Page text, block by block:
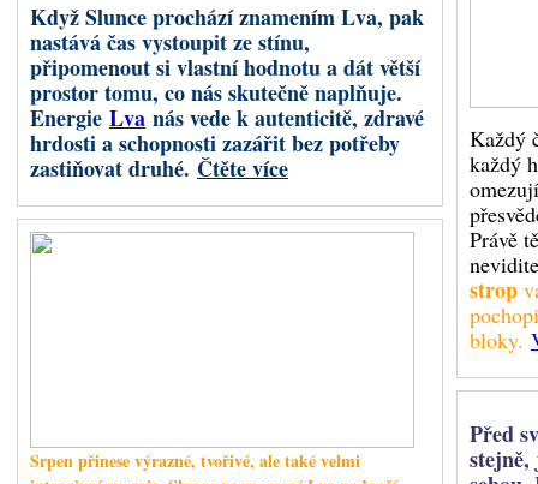
pomáhat nejen druhým, ale
Co představuje
Chiron byl objeven v roce 1977
Astrologie s ním začala
Retrográdní Saturn
Od 26.
Berana v
kde jsme
Saturn
disciplínu a
Když Slunce prochází znamením Lva, pak
nastává čas vystoupit ze stínu,
připomenout si vlastní hodnotu a dát větší
prostor tomu, co nás skutečně naplňuje.
Energie Lva nás vede k autenticitě, zdravé
hrdosti a schopnosti zazářit bez potřeby
zastiňovat druhé. Čtěte více
Srpen přinese výrazné, tvořivé, ale také velmi
Každý
každý
Právě
strop
bloky.
Před
stejně,